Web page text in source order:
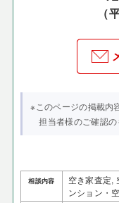
（
※このページの掲載内
担当者様のご確認の
相談内容
空き家査定,
ンション・